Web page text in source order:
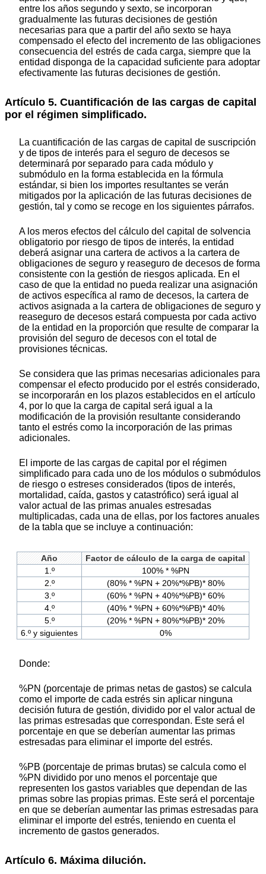
entre los años segundo y sexto, se incorporan
gradualmente las futuras decisiones de gestión
necesarias para que a partir del año sexto se haya
compensado el efecto del incremento de las obligaciones
consecuencia del estrés de cada carga, siempre que la
entidad disponga de la capacidad suficiente para adoptar
efectivamente las futuras decisiones de gestión.
Artículo 5. Cuantificación de las cargas de capital
por el régimen simplificado.
La cuantificación de las cargas de capital de suscripción
y de tipos de interés para el seguro de decesos se
determinará por separado para cada módulo y
submódulo en la forma establecida en la fórmula
estándar, si bien los importes resultantes se verán
mitigados por la aplicación de las futuras decisiones de
gestión, tal y como se recoge en los siguientes párrafos.
A los meros efectos del cálculo del capital de solvencia
obligatorio por riesgo de tipos de interés, la entidad
deberá asignar una cartera de activos a la cartera de
obligaciones de seguro y reaseguro de decesos de forma
consistente con la gestión de riesgos aplicada. En el
caso de que la entidad no pueda realizar una asignación
de activos específica al ramo de decesos, la cartera de
activos asignada a la cartera de obligaciones de seguro y
reaseguro de decesos estará compuesta por cada activo
de la entidad en la proporción que resulte de comparar la
provisión del seguro de decesos con el total de
provisiones técnicas.
Se considera que las primas necesarias adicionales para
compensar el efecto producido por el estrés considerado,
se incorporarán en los plazos establecidos en el artículo
4, por lo que la carga de capital será igual a la
modificación de la provisión resultante considerando
tanto el estrés como la incorporación de las primas
adicionales.
El importe de las cargas de capital por el régimen
simplificado para cada uno de los módulos o submódulos
de riesgo o estreses considerados (tipos de interés,
mortalidad, caída, gastos y catastrófico) será igual al
valor actual de las primas anuales estresadas
multiplicadas, cada una de ellas, por los factores anuales
de la tabla que se incluye a continuación:
Año
Factor de cálculo de la carga de capital
1.º
100% * %PN
2.º
(80% * %PN + 20%*%PB)* 80%
3.º
(60% * %PN + 40%*%PB)* 60%
4.º
(40% * %PN + 60%*%PB)* 40%
5.º
(20% * %PN + 80%*%PB)* 20%
6.º y siguientes
0%
Donde:
%PN (porcentaje de primas netas de gastos) se calcula
como el importe de cada estrés sin aplicar ninguna
decisión futura de gestión, dividido por el valor actual de
las primas estresadas que correspondan. Este será el
porcentaje en que se deberían aumentar las primas
estresadas para eliminar el importe del estrés.
%PB (porcentaje de primas brutas) se calcula como el
%PN dividido por uno menos el porcentaje que
representen los gastos variables que dependan de las
primas sobre las propias primas. Este será el porcentaje
en que se deberían aumentar las primas estresadas para
eliminar el importe del estrés, teniendo en cuenta el
incremento de gastos generados.
Artículo 6. Máxima dilución.